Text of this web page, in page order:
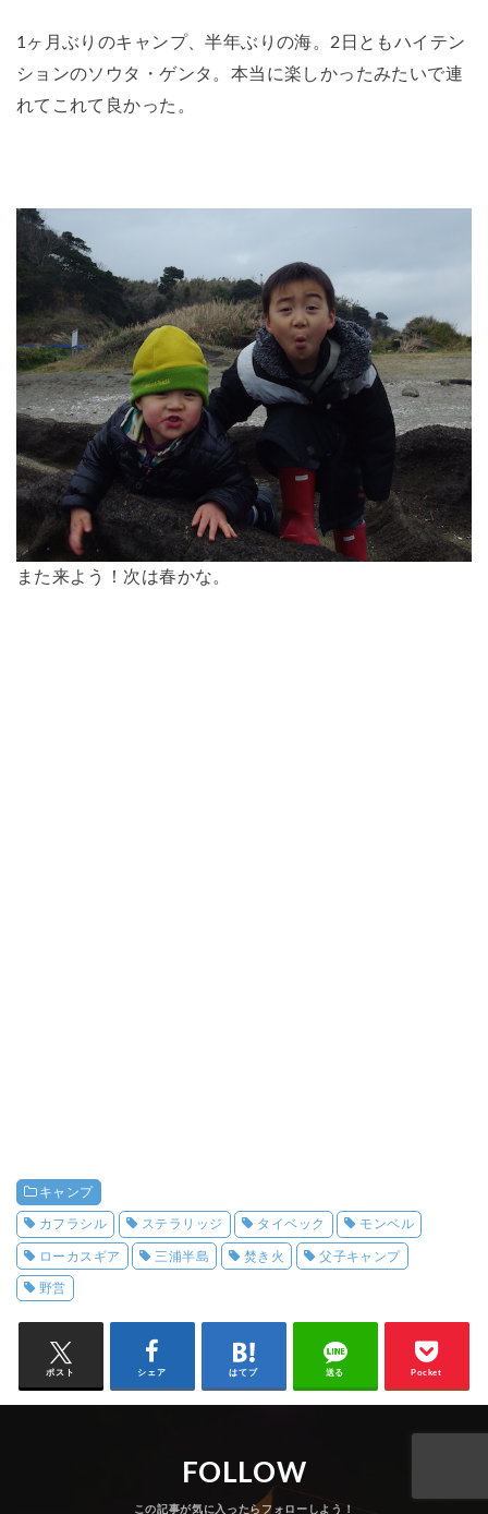
1ヶ月ぶりのキャンプ、半年ぶりの海。2日ともハイテン
ションのソウタ・ゲンタ。本当に楽しかったみたいで連
れてこれて良かった。
また来よう！次は春かな。
キャンプ
カフラシル ステラリッジ タイベック モンベル
ローカスギア 三浦半島 焚き火 父子キャンプ
野営
ポスト シェア はてブ 送る Pocket
FOLLOW